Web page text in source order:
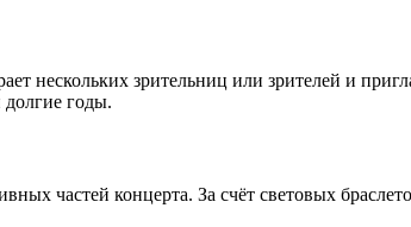
нескольких зрительниц или зрителей и
годы.
частей концерта. За счёт световых